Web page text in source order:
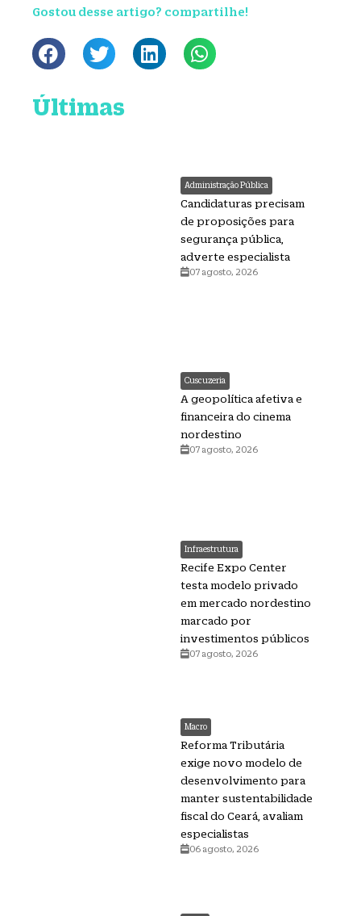
Gostou desse artigo? compartilhe!
Últimas
Administração Pública
Candidaturas precisam
de proposições para
segurança pública,
adverte especialista
07 agosto, 2026
Cuscuzeria
A geopolítica afetiva e
financeira do cinema
nordestino
07 agosto, 2026
Infraestrutura
Recife Expo Center
testa modelo privado
em mercado nordestino
marcado por
investimentos públicos
07 agosto, 2026
Macro
Reforma Tributária
exige novo modelo de
desenvolvimento para
manter sustentabilidade
fiscal do Ceará, avaliam
especialistas
06 agosto, 2026